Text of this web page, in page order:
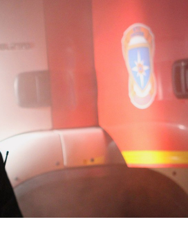
свободы.
обратно,
сутки... Его увезли в
— рассказывал Миссюра